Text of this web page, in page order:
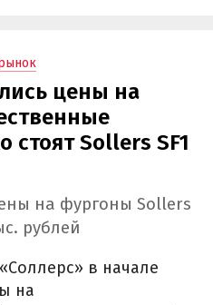
цены на
стоят Sollers SF1
на фургоны Sollers
рублей
в начале
на